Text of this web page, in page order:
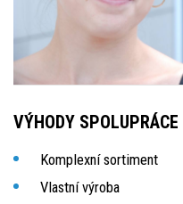
VÝHODY SPOLUPRÁCE
Komplexní sortiment
Vlastní výroba